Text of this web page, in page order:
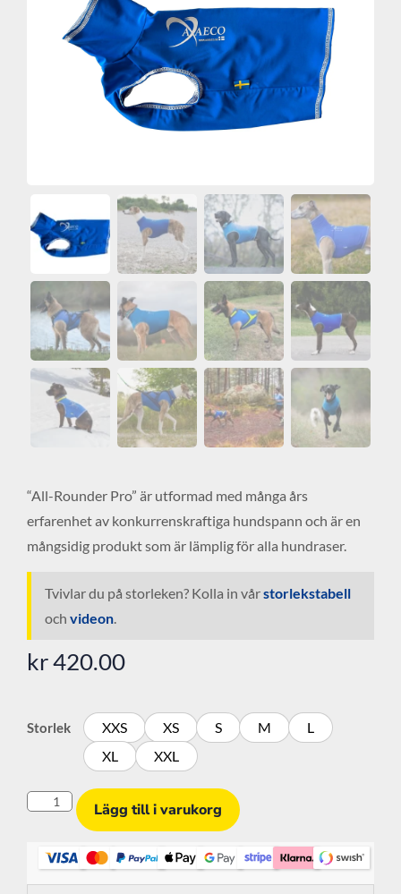
“All-Rounder Pro” är utformad med många års
erfarenhet av konkurrenskraftiga hundspann och är en
mångsidig produkt som är lämplig för alla hundraser.
Tvivlar du på storleken? Kolla in vårstorlekstabell
och videon
kr420.00
Storlek XXS XS S M
L
XL
XXL
Lägg till i varukorg